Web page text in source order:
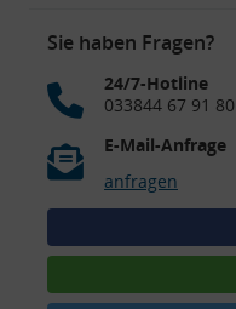
Sie haben Fragen?
24/7-Hotline
033844 67 91 80
E-Mail-Anfrage
anfragen